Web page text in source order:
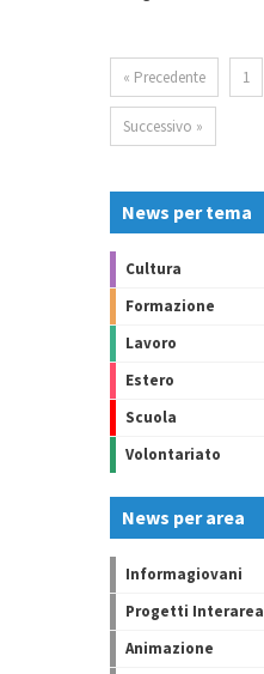
« Precedente 1
Successivo »
News per tema
Cultura
Formazione
Lavoro
Estero
Scuola
Volontariato
News per area
Informagiovani
Progetti Interarea
Animazione